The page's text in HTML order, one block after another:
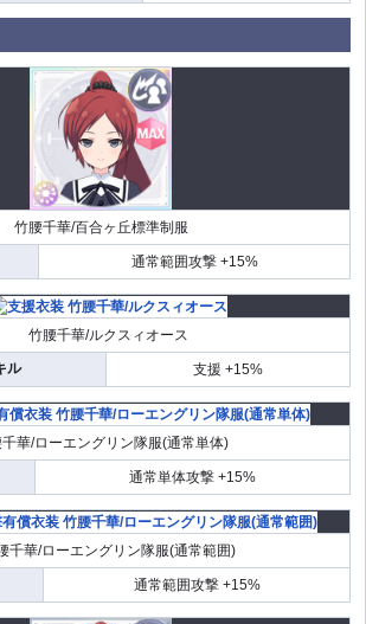
竹腰千華/百合ヶ丘標準制服
通常範囲攻撃 +15%
竹腰千華/ルクスィオース
ル
支援 +15%
華/ローエングリン隊服(通常単体)
通常単体攻撃 +15%
千華/ローエングリン隊服(通常範囲)
通常範囲攻撃 +15%